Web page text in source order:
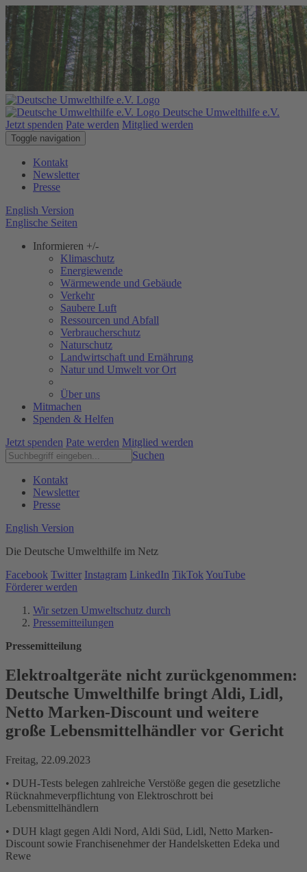
Deutsche Umwelthilfe e.V.
Jetzt spenden Pate werden Mitglied werden
Toggle navigation
Kontakt
Newsletter
Presse
English Version
Englische Seiten
Informieren +/-
Klimaschutz
Energiewende
Wärmewende und Gebäude
Verkehr
Saubere Luft
Ressourcen und Abfall
Verbraucherschutz
Naturschutz
Landwirtschaft und Ernährung
Natur und Umwelt vor Ort
Über uns
Mitmachen
Spenden & Helfen
Jetzt spenden Pate werden Mitglied werden
Suchen
Kontakt
Newsletter
Presse
English Version
Die Deutsche Umwelthilfe im Netz
Facebook Twitter Instagram LinkedIn TikTok YouTube
Förderer werden
Wir setzen Umweltschutz durch
Pressemitteilungen
Pressemitteilung
Elektroaltgeräte nicht zurückgenommen:
Deutsche Umwelthilfe bringt Aldi, Lidl,
Netto Marken-Discount und weitere
große Lebensmittelhändler vor Gericht
Freitag, 22.09.2023
• DUH-Tests belegen zahlreiche Verstöße gegen die gesetzliche
Rücknahmeverpflichtung von Elektroschrott bei
Lebensmittelhändlern
• DUH klagt gegen Aldi Nord, Aldi Süd, Lidl, Netto Marken-
Discount sowie Franchisenehmer der Handelsketten Edeka und
Rewe